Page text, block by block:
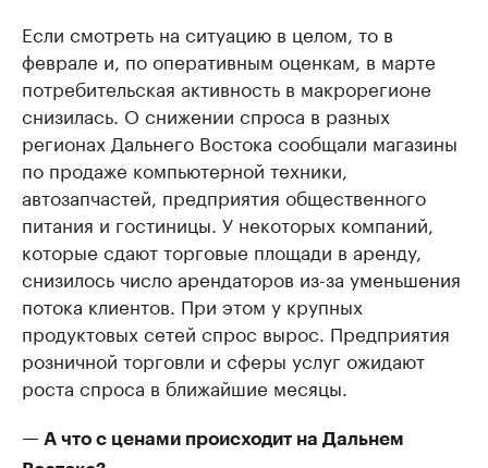
Если смотреть на ситуацию в целом, то в
феврале и, по оперативным оценкам, в марте
потребительская активность в макрорегионе
снизилась. О снижении спроса в разных
регионах Дальнего Востока сообщали магазины
по продаже компьютерной техники,
автозапчастей, предприятия общественного
питания и гостиницы. У некоторых компаний,
которые сдают торговые площади в аренду,
снизилось число арендаторов из-за уменьшения
потока клиентов. При этом у крупных
продуктовых сетей спрос вырос. Предприятия
розничной торговли и сферы услуг ожидают
роста спроса в ближайшие месяцы.
— А что с ценами происходит на Дальнем